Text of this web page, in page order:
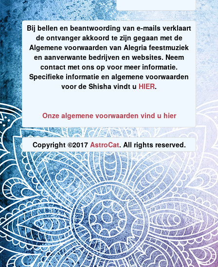
Bij bellen en beantwoording van e-mails verklaart
de ontvanger akkoord te zijn gegaan met de
Algemene voorwaarden van Alegria feestmuziek
en aanverwante bedrijven en websites. Neem
contact met ons op voor meer informatie.
Specifieke informatie en algemene voorwaarden
voor de Shisha vindt u HIER.
Onze algemene voorwaarden vind u hier
Copyright ©2017 AstroCat. All rights reserved.